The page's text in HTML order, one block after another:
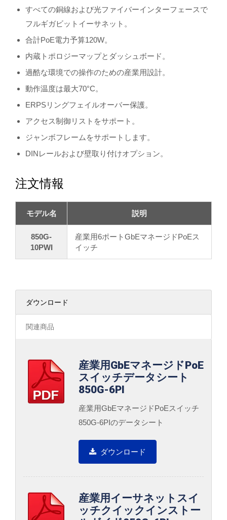
すべての銅線および光ファイバーインターフェースで
フルギガビットイーサネット。
合計PoE電力予算120W。
内蔵トポロジーマップとダッシュボード。
過酷な環境での操作のための産業用設計。
動作温度は最大70°C。
ERPSリングフェイルオーバー保護。
アクセス制御リストをサポート。
ジャンボフレームをサポートします。
DINレールおよび壁取り付けオプション。
注文情報
モデル名 説明
850G-
10PWI
産業用6ポートGbEマネージドPoEス
イッチ
ダウンロード
関連商品
産業用GbEマネージドPoE
スイッチデータシート
850G-6PI
産業用GbEマネージドPoEスイッチ
850G-6PIのデータシート
ダウンロード
産業用イーサネットスイ
ッチクイックインストー